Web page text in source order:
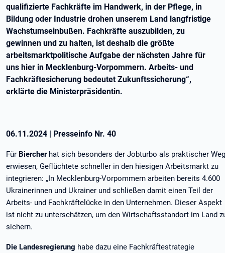
qualifizierte Fachkräfte im Handwerk, in der Pflege, in
Bildung oder Industrie drohen unserem Land langfristige
Wachstumseinbußen. Fachkräfte auszubilden, zu
gewinnen und zu halten, ist deshalb die größte
arbeitsmarktpolitische Aufgabe der nächsten Jahre für
uns hier in Mecklenburg-Vorpommern. Arbeits- und
Fachkräftesicherung bedeutet Zukunftssicherung“,
erklärte die Ministerpräsidentin.
06.11.2024 | Presseinfo Nr. 40
Für Biercher hat sich besonders der Jobturbo als praktischer Weg
erwiesen, Geflüchtete schneller in den hiesigen Arbeitsmarkt zu
integrieren: „In Mecklenburg-Vorpommern arbeiten bereits 4.600
Ukrainerinnen und Ukrainer und schließen damit einen Teil der
Arbeits- und Fachkräftelücke in den Unternehmen. Dieser Aspekt
ist nicht zu unterschätzen, um den Wirtschaftsstandort im Land
sichern.
Die Landesregierung habe dazu eine Fachkräftestrategie